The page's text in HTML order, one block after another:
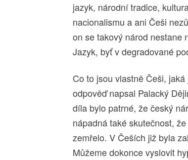
jazyk, národní tradice,
nacionalismu a ani Češi
on se takový národ nestane
Jazyk, byť v degradované
Co to jsou vlastně Češi,
odpověď napsal Palacký
díla bylo patrné, že český
nápadná také skutečnost,
zemřelo. V Češích již byla
Můžeme dokonce vyslovit